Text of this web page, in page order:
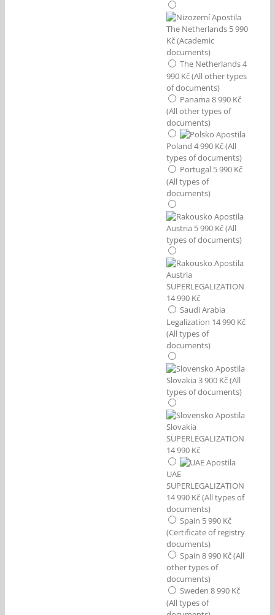
The Netherlands 5 990
Kč (Academic
documents)
The Netherlands 4
990 Kč (All other types
of documents)
Panama 8 990 Kč
(All other types of
documents)
Poland 4 990 Kč (All
types of documents)
Portugal 5 990 Kč
(All types of
documents)
Austria 5 990 Kč (All
types of documents)
Austria
SUPERLEGALIZATION
14 990 Kč
Saudi Arabia
Legalization 14 990 Kč
(All types of
documents)
Slovakia 3 900 Kč (All
types of documents)
Slovakia
SUPERLEGALIZATION
14 990 Kč
UAE
SUPERLEGALIZATION
14 990 Kč (All types of
documents)
Spain 5 990 Kč
(Certificate of registry
documents)
Spain 8 990 Kč (All
other types of
documents)
Sweden 8 990 Kč
(All types of